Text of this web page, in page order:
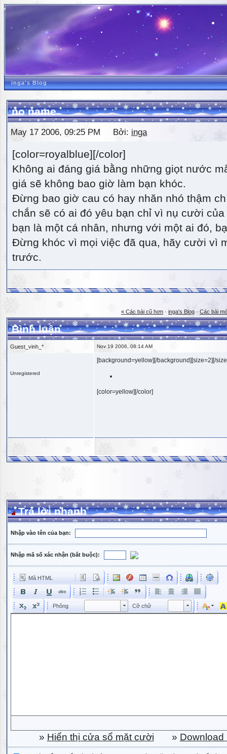
inga's Blog
no name
May 17 2006, 09:25 PM Bởi: inga
[color=royalblue][/color]
Không ai đáng giá bằng những giọt nước
giá sẽ không bao giờ làm bạn khóc.
Đừng bao giờ cau có hay nhăn nhó thậm
chắn sẽ có ai đó yêu bạn chỉ vì nụ cười
bạn là một cá nhân, nhưng với một ai đó,
Đừng khóc vì mọi việc đã qua, hãy cười vì
trước.
« Các bài cũ hơn · inga's Blog · Các bài
Bình luận
Guest_vinh_* Nov 19 2006, 08:14 AM
Unregistered
[background=yellow][/background][size=2][/
[color=yellow][/color]
Trả lời nhanh
Nhập vào tên của bạn:
Nhập mã số xác nhận (bắt buộc):
Mã HTML
Phông Phông Cỡ chữ Kích cỡ phông
» Hiển thị cửa sổ mặt cười » Download